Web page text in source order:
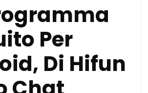
Per
Di Hifun